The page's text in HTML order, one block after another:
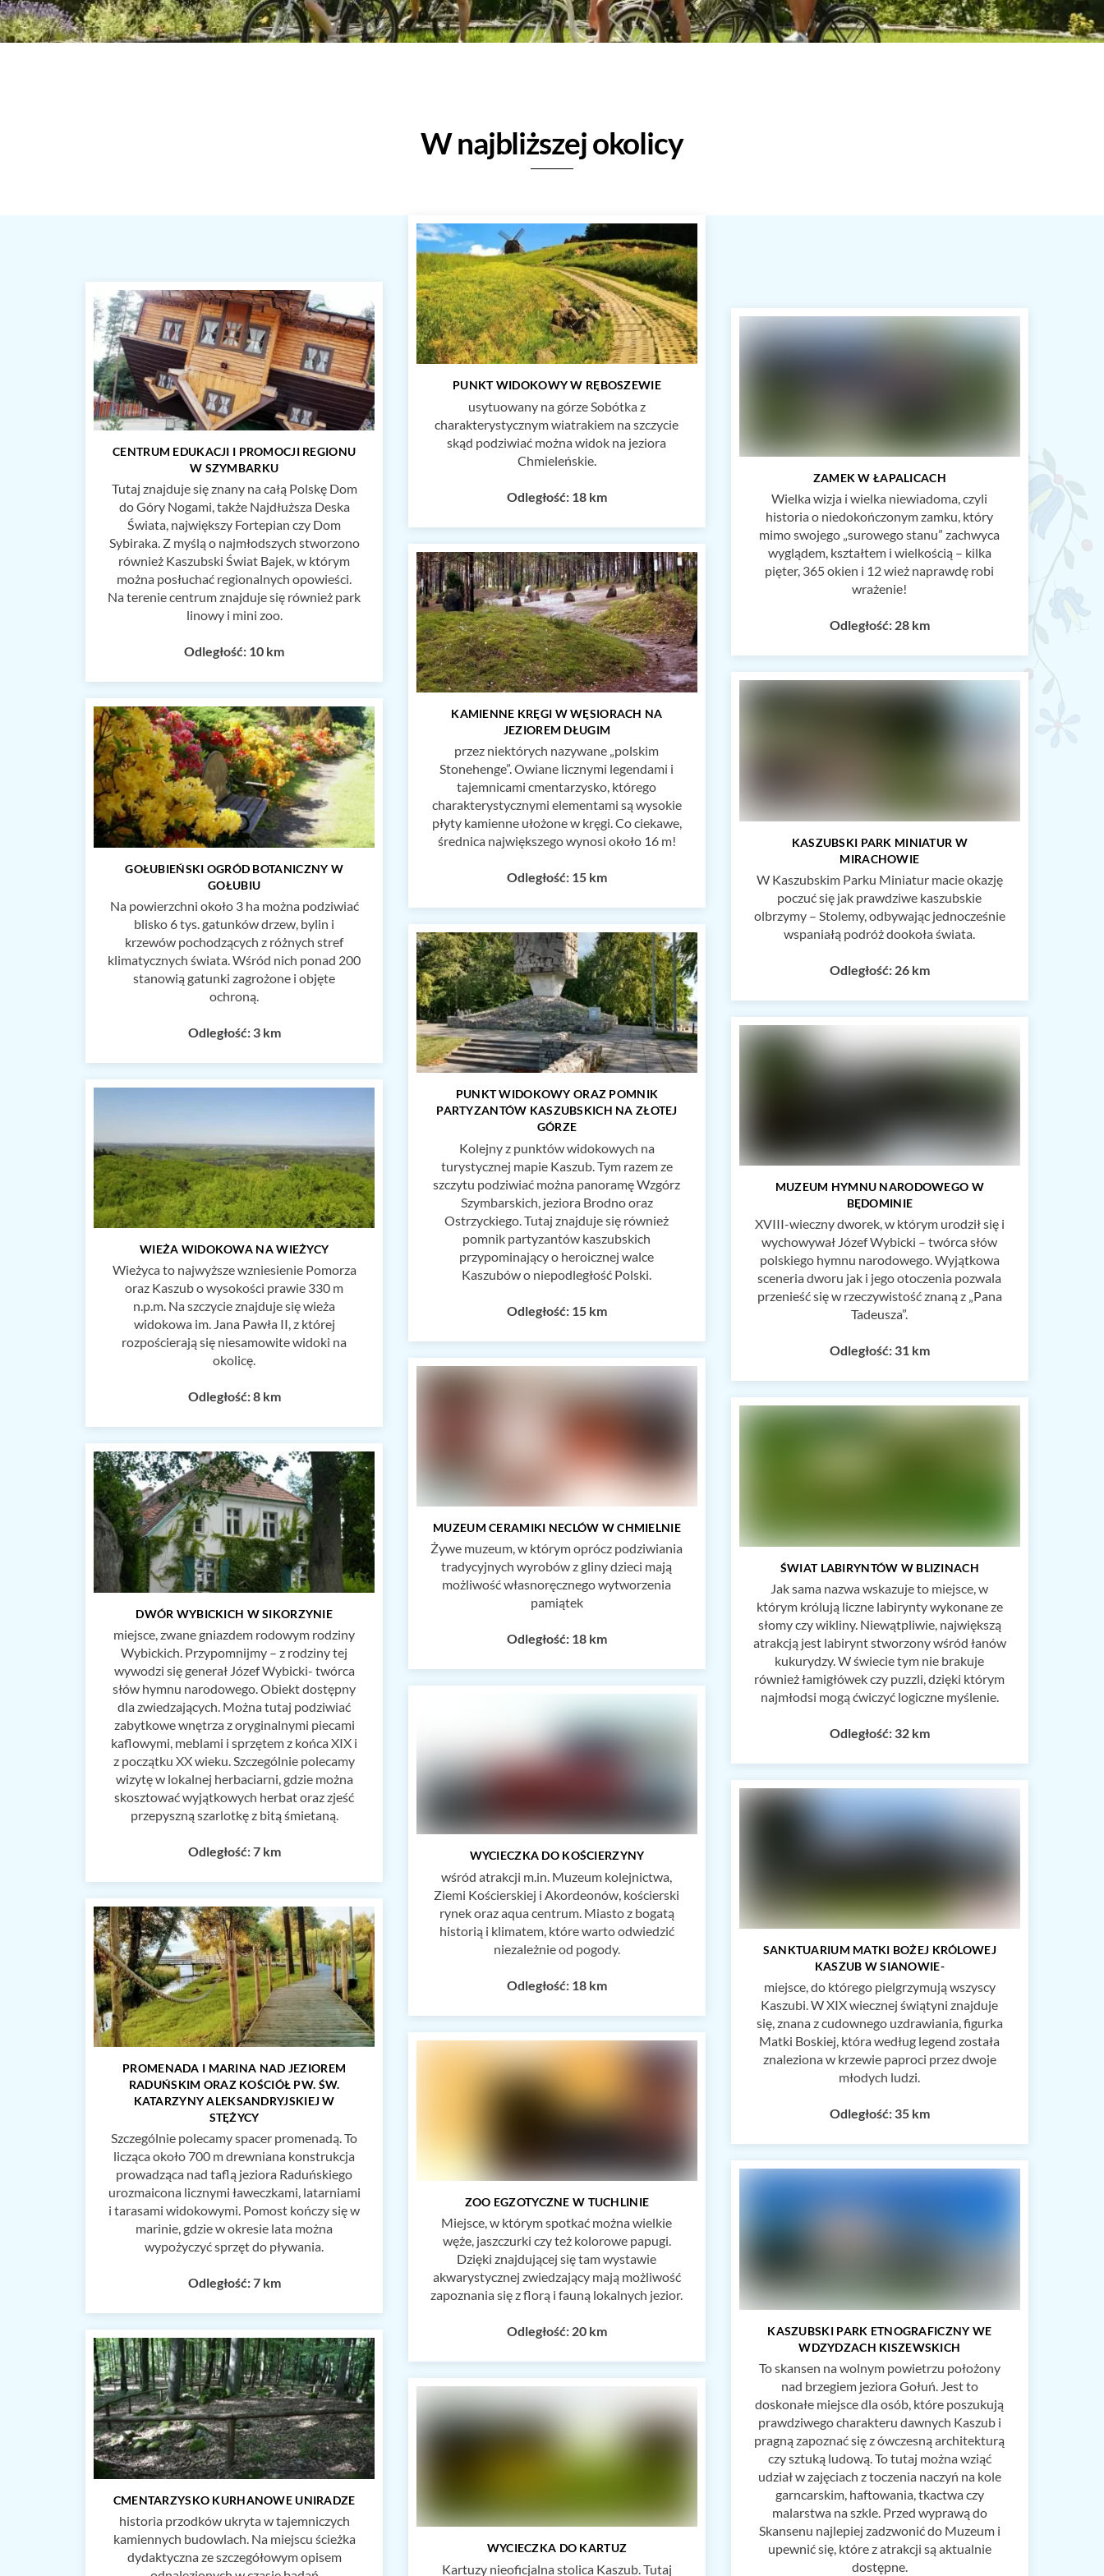
W najbliższej okolicy
CENTRUM EDUKACJI I PROMOCJI REGIONU
W SZYMBARKU
Tutaj znajduje się znany na całą Polskę Dom
do Góry Nogami, także Najdłuższa Deska
Świata, największy Fortepian czy Dom
Sybiraka. Z myślą o najmłodszych stworzono
również Kaszubski Świat Bajek, w którym
można posłuchać regionalnych opowieści.
Na terenie centrum znajduje się również park
linowy i mini zoo.
Odległość: 10 km
GOŁUBIEŃSKI OGRÓD BOTANICZNY W
GOŁUBIU
Na powierzchni około 3 ha można podziwiać
blisko 6 tys. gatunków drzew, bylin i
krzewów pochodzących z różnych stref
klimatycznych świata. Wśród nich ponad 200
stanowią gatunki zagrożone i objęte
ochroną.
Odległość: 3 km
WIEŻA WIDOKOWA NA WIEŻYCY
Wieżyca to najwyższe wzniesienie Pomorza
oraz Kaszub o wysokości prawie 330 m
n.p.m. Na szczycie znajduje się wieża
widokowa im. Jana Pawła II, z której
rozpościerają się niesamowite widoki na
okolicę.
Odległość: 8 km
DWÓR WYBICKICH W SIKORZYNIE
miejsce, zwane gniazdem rodowym rodziny
Wybickich. Przypomnijmy – z rodziny tej
wywodzi się generał Józef Wybicki- twórca
słów hymnu narodowego. Obiekt dostępny
dla zwiedzających. Można tutaj podziwiać
zabytkowe wnętrza z oryginalnymi piecami
kaflowymi, meblami i sprzętem z końca XIX i
z początku XX wieku. Szczególnie polecamy
wizytę w lokalnej herbaciarni, gdzie można
skosztować wyjątkowych herbat oraz zjeść
przepyszną szarlotkę z bitą śmietaną.
Odległość: 7 km
PROMENADA I MARINA NAD JEZIOREM
RADUŃSKIM ORAZ KOŚCIÓŁ PW. ŚW.
KATARZYNY ALEKSANDRYJSKIEJ W
STĘŻYCY
Szczególnie polecamy spacer promenadą. To
licząca około 700 m drewniana konstrukcja
prowadząca nad taflą jeziora Raduńskiego
urozmaicona licznymi ławeczkami, latarniami
i tarasami widokowymi. Pomost kończy się w
marinie, gdzie w okresie lata można
wypożyczyć sprzęt do pływania.
Odległość: 7 km
CMENTARZYSKO KURHANOWE UNIRADZE
historia przodków ukryta w tajemniczych
kamiennych budowlach. Na miejscu ścieżka
dydaktyczna ze szczegółowym opisem
PUNKT WIDOKOWY W RĘBOSZEWIE
usytuowany na górze Sobótka z
charakterystycznym wiatrakiem na szczycie
skąd podziwiać można widok na jeziora
Chmieleńskie.
Odległość: 18 km
KAMIENNE KRĘGI W WĘSIORACH NA
JEZIOREM DŁUGIM
przez niektórych nazywane „polskim
Stonehenge”. Owiane licznymi legendami i
tajemnicami cmentarzysko, którego
charakterystycznymi elementami są wysokie
płyty kamienne ułożone w kręgi. Co ciekawe,
średnica największego wynosi około 16 m!
Odległość: 15 km
PUNKT WIDOKOWY ORAZ POMNIK
PARTYZANTÓW KASZUBSKICH NA ZŁOTEJ
GÓRZE
Kolejny z punktów widokowych na
turystycznej mapie Kaszub. Tym razem ze
szczytu podziwiać można panoramę Wzgórz
Szymbarskich, jeziora Brodno oraz
Ostrzyckiego. Tutaj znajduje się również
pomnik partyzantów kaszubskich
przypominający o heroicznej walce
Kaszubów o niepodległość Polski.
Odległość: 15 km
MUZEUM CERAMIKI NECLÓW W CHMIELNIE
Żywe muzeum, w którym oprócz podziwiania
tradycyjnych wyrobów z gliny dzieci mają
możliwość własnoręcznego wytworzenia
pamiątek
Odległość: 18 km
WYCIECZKA DO KOŚCIERZYNY
wśród atrakcji m.in. Muzeum kolejnictwa,
Ziemi Kościerskiej i Akordeonów, kościerski
rynek oraz aqua centrum. Miasto z bogatą
historią i klimatem, które warto odwiedzić
niezależnie od pogody.
Odległość: 18 km
ZOO EGZOTYCZNE W TUCHLINIE
Miejsce, w którym spotkać można wielkie
węże, jaszczurki czy też kolorowe papugi.
Dzięki znajdującej się tam wystawie
akwarystycznej zwiedzający mają możliwość
zapoznania się z florą i fauną lokalnych jezior.
Odległość: 20 km
WYCIECZKA DO KARTUZ
Kartuzy nieoficjalna stolica Kaszub. Tutaj
ZAMEK W ŁAPALICACH
Wielka wizja i wielka niewiadoma, czyli
historia o niedokończonym zamku, który
mimo swojego „surowego stanu” zachwyca
wyglądem, kształtem i wielkością – kilka
pięter, 365 okien i 12 wież naprawdę robi
wrażenie!
Odległość: 28 km
KASZUBSKI PARK MINIATUR W
MIRACHOWIE
W Kaszubskim Parku Miniatur macie okazję
poczuć się jak prawdziwe kaszubskie
olbrzymy – Stolemy, odbywając jednocześnie
wspaniałą podróż dookoła świata.
Odległość: 26 km
MUZEUM HYMNU NARODOWEGO W
BĘDOMINIE
XVIII-wieczny dworek, w którym urodził się i
wychowywał Józef Wybicki – twórca słów
polskiego hymnu narodowego. Wyjątkowa
sceneria dworu jak i jego otoczenia pozwala
przenieść się w rzeczywistość znaną z „Pana
Tadeusza”.
Odległość: 31 km
ŚWIAT LABIRYNTÓW W BLIZINACH
Jak sama nazwa wskazuje to miejsce, w
którym królują liczne labirynty wykonane ze
słomy czy wikliny. Niewątpliwie, największą
atrakcją jest labirynt stworzony wśród łanów
kukurydzy. W świecie tym nie brakuje
również łamigłówek czy puzzli, dzięki którym
najmłodsi mogą ćwiczyć logiczne myślenie.
Odległość: 32 km
SANKTUARIUM MATKI BOŻEJ KRÓLOWEJ
KASZUB W SIANOWIE-
miejsce, do którego pielgrzymują wszyscy
Kaszubi. W XIX wiecznej świątyni znajduje
się, znana z cudownego uzdrawiania, figurka
Matki Boskiej, która według legend została
znaleziona w krzewie paproci przez dwoje
młodych ludzi.
Odległość: 35 km
KASZUBSKI PARK ETNOGRAFICZNY WE
WDZYDZACH KISZEWSKICH
To skansen na wolnym powietrzu położony
nad brzegiem jeziora Gołuń. Jest to
doskonałe miejsce dla osób, które poszukują
prawdziwego charakteru dawnych Kaszub i
pragną zapoznać się z ówczesną architekturą
czy sztuką ludową. To tutaj można wziąć
udział w zajęciach z toczenia naczyń na kole
garncarskim, haftowania, tkactwa czy
malarstwa na szkle. Przed wyprawą do
Skansenu najlepiej zadzwonić do Muzeum i
upewnić się, które z atrakcji są aktualnie
dostępne.